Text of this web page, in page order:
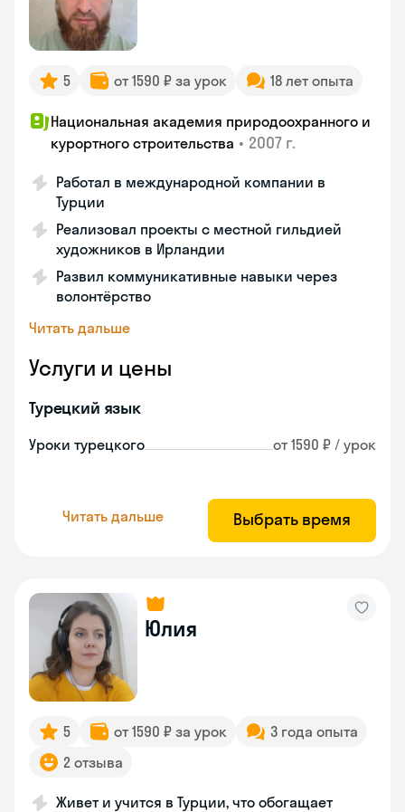
5 от 1590 ₽ за урок 18 лет опыта
Национальная академия природоохранного и
курортного строительства • 2007 г.
Работал в международной компании в
Турции
Реализовал проекты с местной гильдией
художников в Ирландии
Развил коммуникативные навыки через
волонтёрство
Читать дальше
Услуги и цены
Турецкий язык
Уроки турецкого от 1590 ₽ / урок
Читать дальше Выбрать время
Юлия
5 от 1590 ₽ за урок
3 года опыта
2 отзыва
Живет и учится в Турции, что обогащает